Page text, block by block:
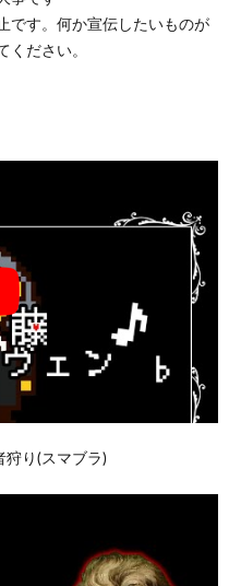
です。何か宣伝したいものが
ください。
狩り(スマブラ)